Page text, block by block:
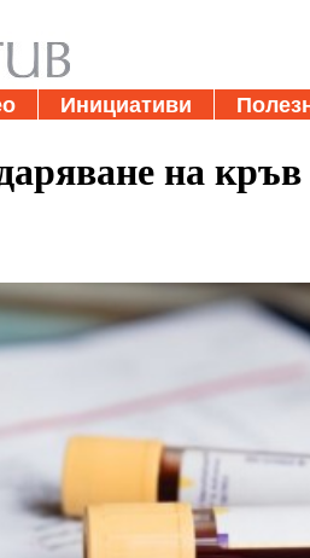
Инициативи
на кръв